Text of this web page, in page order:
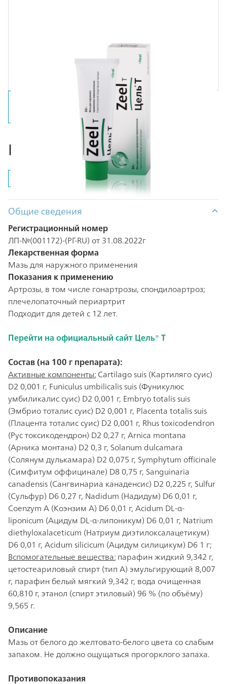
Цель® Т Мазь
Таблетки
Общие сведения
Регистрационный номер
ЛП-№(001172)-(PГ-RU) от 31.08.2022г
Лекарственная форма
Мазь для наружного применения
Показания к применению
Артрозы, в том числе гонартрозы, спондилоартроз;
плечелопаточный периартрит
Подходит для детей с 12 лет.
Перейти на официальный сайт Цель® Т
Состав (на 100 г препарата):
Активные компоненты: Cartilago suis (Картиляго суис)
D2 0,001 г, Funiculus umbilicalis suis (Фуникулюс
умбиликалис суис) D2 0,001 г, Embryo totalis suis
(Эмбрио тоталис суис) D2 0,001 г, Placenta totalis suis
(Плацента тоталис суис) D2 0,001 г, Rhus toxicodendron
(Рус токсикодендрон) D2 0,27 г, Arnica montana
(Арника монтана) D2 0,3 г, Solanum dulcamara
(Солянум дулькамара) D2 0,075 г, Symphytum officinale
(Симфитум оффицинале) D8 0,75 г, Sanguinaria
canadensis (Сангвинариа канаденсис) D2 0,225 г, Sulfur
(Сульфур) D6 0,27 г, Nadidum (Надидум) D6 0,01 г,
Coenzym А (Коэнзим А) D6 0,01 г, Acidum DL-α-
liponicum (Ацидум DL-α-липоникум) D6 0,01 г, Natrium
diethyloxalaceticum (Натриум диэтилоксалацетикум)
D6 0,01 г, Acidum silicicum (Ацидум силицикум) D6 1 г;
Вспомогательные вещества: парафин жидкий 9,342 г,
цетостеариловый спирт (тип А) эмульгирующий 8,007
г, парафин белый мягкий 9,342 г, вода очищенная
60,810 г, этанол (спирт этиловый) 96 % (по объёму)
9,565 г.
Описание
Мазь от белого до желтовато-белого цвета со слабым
запахом. Не должно ощущаться прогорклого запаха.
Противопоказания